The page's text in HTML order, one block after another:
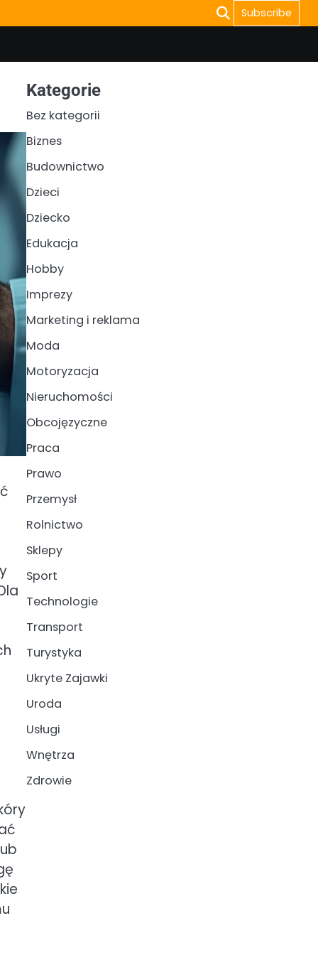
Subscribe
Kategorie
Bez kategorii
Biznes
Budownictwo
Dzieci
Dziecko
Edukacja
Hobby
Imprezy
Marketing i reklama
Moda
Motoryzacja
Nieruchomości
Obcojęzyczne
Praca
Prawo
Przemysł
Rolnictwo
Sklepy
Sport
Technologie
Transport
Turystyka
Ukryte Zajawki
Uroda
Usługi
Wnętrza
Zdrowie